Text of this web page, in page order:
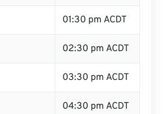
01:30 pm ACDT
02:30 pm ACDT
03:30 pm ACDT
04:30 pm ACDT